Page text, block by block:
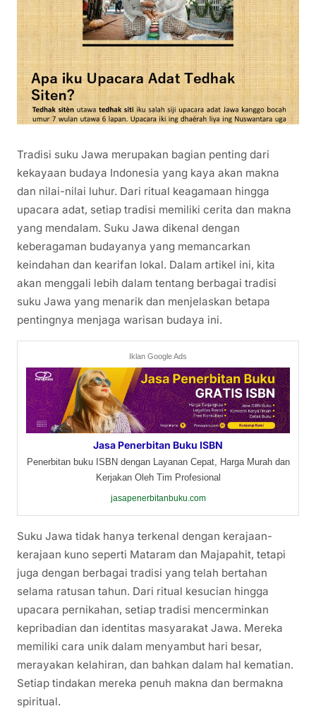
Tradisi suku Jawa merupakan bagian penting dari
kekayaan budaya Indonesia yang kaya akan makna
dan nilai-nilai luhur. Dari ritual keagamaan hingga
upacara adat, setiap tradisi memiliki cerita dan makna
yang mendalam. Suku Jawa dikenal dengan
keberagaman budayanya yang memancarkan
keindahan dan kearifan lokal. Dalam artikel ini, kita
akan menggali lebih dalam tentang berbagai tradisi
suku Jawa yang menarik dan menjelaskan betapa
pentingnya menjaga warisan budaya ini.
Iklan Google Ads
Jasa Penerbitan Buku ISBN
Penerbitan buku ISBN dengan Layanan Cepat, Harga Murah dan
Kerjakan Oleh Tim Profesional
jasapenerbitanbuku.com
Suku Jawa tidak hanya terkenal dengan kerajaan-
kerajaan kuno seperti Mataram dan Majapahit, tetapi
juga dengan berbagai tradisi yang telah bertahan
selama ratusan tahun. Dari ritual kesucian hingga
upacara pernikahan, setiap tradisi mencerminkan
kepribadian dan identitas masyarakat Jawa. Mereka
memiliki cara unik dalam menyambut hari besar,
merayakan kelahiran, dan bahkan dalam hal kematian.
Setiap tindakan mereka penuh makna dan bermakna
spiritual.